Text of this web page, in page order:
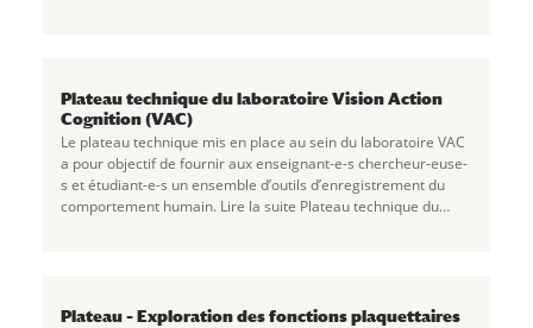
Plateau technique du laboratoire Vision Action
Cognition (VAC)
Le plateau technique mis en place au sein du laboratoire VAC
a pour objectif de fournir aux enseignant-e-s chercheur-euse-
s et étudiant-e-s un ensemble d’outils d’enregistrement du
comportement humain. Lire la suite Plateau technique du
Plateau – Exploration des fonctions plaquettaires